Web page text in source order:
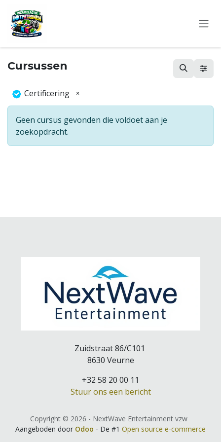
Cursussen
Certificering ×
Geen cursus gevonden die voldoet aan je
zoekopdracht.
Zuidstraat 86/C101
8630 Veurne
+32 58 20 00 11
Stuur ons een bericht
Copyright © 2026 - NextWave Entertainment vzw
Aangeboden door Odoo - De #1 Open source e-commerce